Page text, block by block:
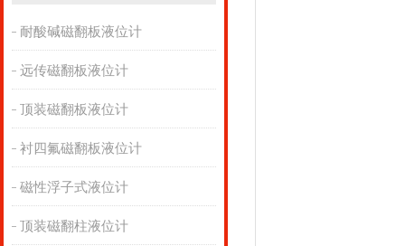
耐酸碱磁翻板液位计
远传磁翻板液位计
顶装磁翻板液位计
衬四氟磁翻板液位计
磁性浮子式液位计
顶装磁翻柱液位计